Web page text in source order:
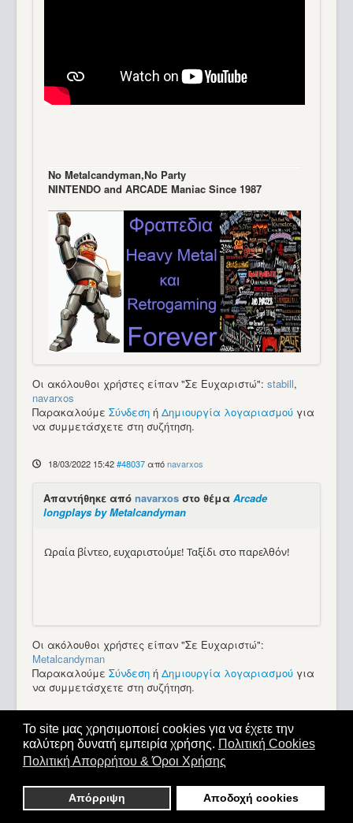
Το site μας χρησιμοποιεί cookies για να έχετε την
καλύτερη δυνατή εμπειρία χρήσης. Πολιτική Cookies
Πολιτική Απορρήτου & Όροι Χρήσης
Απόρριψη Αποδοχή cookies
Νo Μetalcandyman,No Party
NINTENDO and ARCADE Maniac Since 1987
Οι ακόλουθοι χρήστες είπαν "Σε Ευχαριστώ": stabill,
navarxos
Παρακαλούμε Σύνδεση ή Δημιουργία λογαριασμού για
να συμμετάσχετε στη συζήτηση.
18/03/2022 15:42 #48037 απόnavarxos
Απαντήθηκε από navarxos στο θέμα Arcade
longplays by Metalcandyman
Ωραία βίντεο, ευχαριστούμε! Ταξίδι στο παρελθόν!
Οι ακόλουθοι χρήστες είπαν "Σε Ευχαριστώ":
Metalcandyman
Παρακαλούμε Σύνδεση ή Δημιουργία λογαριασμού για
να συμμετάσχετε στη συζήτηση.
20/03/2022 11:11#48061 απόMetalcandyman
Απαντήθηκε απόMetalcandymanστο θέμα
Pang - Longplay 1CC